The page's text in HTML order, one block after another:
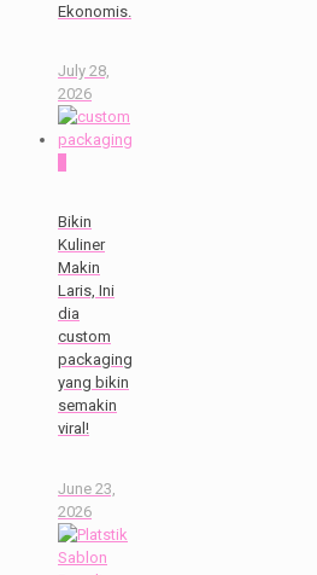
Ekonomis.
July 28,
2026
Bikin
Kuliner
Makin
Laris, Ini
dia
custom
packaging
yang bikin
semakin
viral!
June 23,
2026